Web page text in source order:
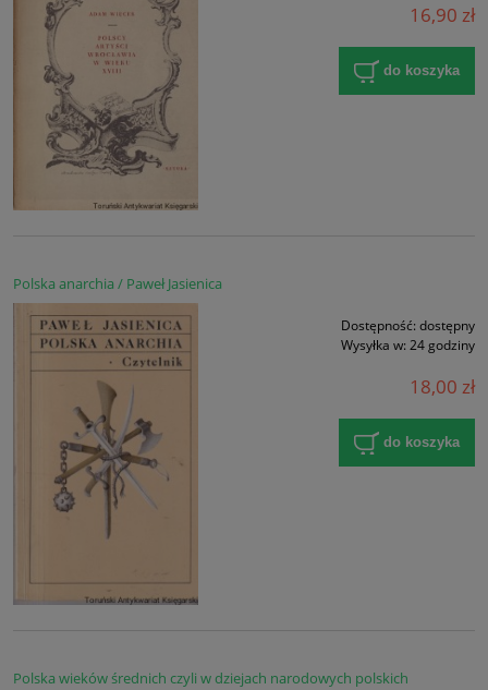
16,90 zł
do koszyka
Polska anarchia / Paweł Jasienica
Dostępność: dostępny
Wysyłka w: 24 godziny
18,00 zł
do koszyka
Polska wieków średnich czyli w dziejach narodowych polskich